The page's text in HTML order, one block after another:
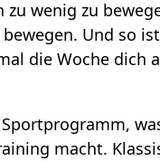
wenig zu
Und so
die Woche dich
macht.